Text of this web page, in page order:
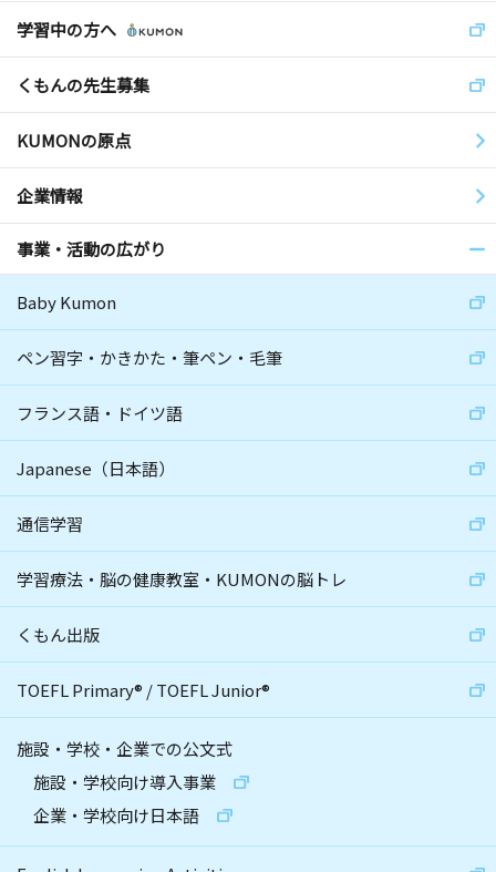
学習中の方へ
くもんの先生募集
KUMONの原点
企業情報
事業・活動の広がり
Baby Kumon
ペン習字・かきかた・筆ペン・毛筆
フランス語・ドイツ語
Japanese（日本語）
通信学習
学習療法・脳の健康教室・KUMONの脳トレ
くもん出版
TOEFL Primary® /TOEFL Junior®
施設・学校・企業での公文式
施設・学校向け導入事業
企業・学校向け日本語